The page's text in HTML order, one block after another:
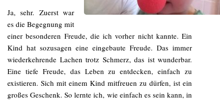
Ja, sehr. Zuerst war
es die Begegnung mit
einer besonderen Freude, die ich vorher nicht kannte. Ein
Kind hat sozusagen eine eingebaute Freude. Das immer
wiederkehrende Lachen trotz Schmerz, das ist wunderbar.
Eine tiefe Freude, das Leben zu entdecken, einfach zu
existieren. Sich mit einem Kind mitfreuen zu dürfen, ist ein
großes Geschenk. So lernte ich, wie einfach es sein kann, in